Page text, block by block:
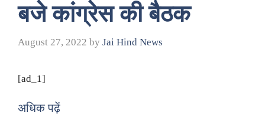
बजे कांग्रेस की बैठक
August 27, 2022 by Jai Hind News
[ad_1]
अधिक पढ़ें